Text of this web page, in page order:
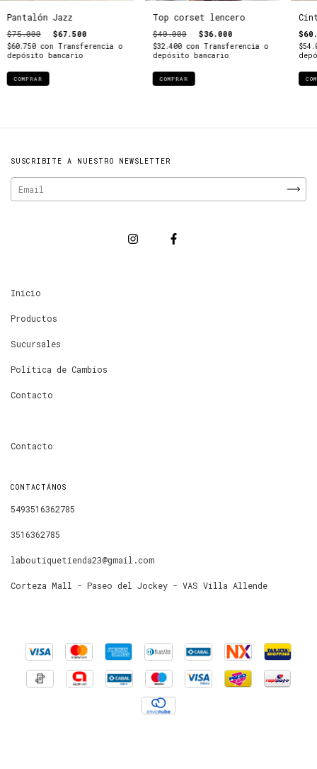
Pantalón Jazz
$75.000 $67.500
$60.750 con Transferencia o
depósito bancario
COMPRAR
Top corset lencero
$40.000 $36.000
$32.400 con Transferencia o
depósito bancario
COMPRAR
SUSCRIBITE A NUESTRO NEWSLETTER
Inicio
Productos
Sucursales
Política de Cambios
Contacto
Contacto
CONTACTÁNOS
5493516362785
3516362785
laboutiquetienda23@gmail.com
Corteza Mall - Paseo del Jockey - VAS Villa Allende